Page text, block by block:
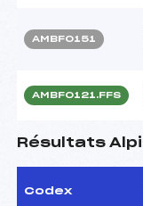
AMBF0151
AMBF0121.FFS
Résultats
Codex